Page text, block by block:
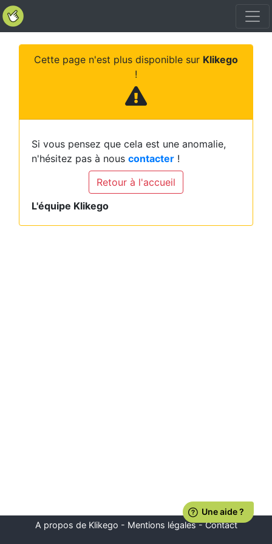
Cette page n'est plus disponible sur Klikego
!
Si vous pensez que cela est une anomalie,
n'hésitez pas à nous contacter !
Retour à l'accueil
L'équipe Klikego
A propos de Klikego - Mentions légales-Contact